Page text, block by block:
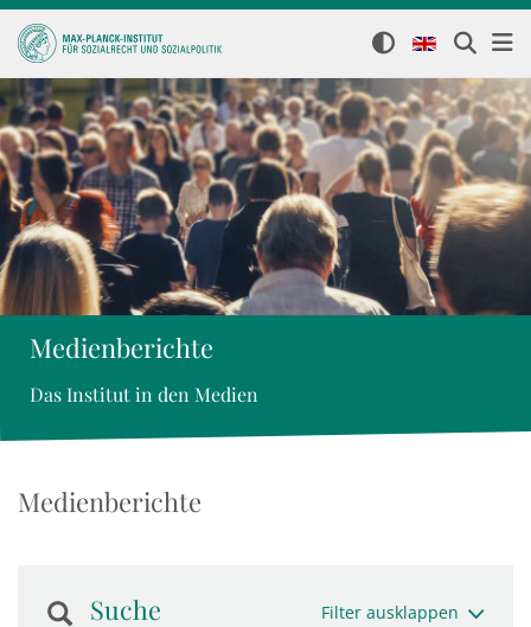
Medienberichte
Das Institut in den Medien
Medienberichte
Suche Filter ausklappen